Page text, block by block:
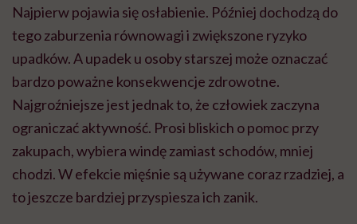
Najpierw pojawia się osłabienie. Później dochodzą do
tego zaburzenia równowagi i zwiększone ryzyko
upadków. A upadek u osoby starszej może oznaczać
bardzo poważne konsekwencje zdrowotne.
Najgroźniejsze jest jednak to, że człowiek zaczyna
ograniczać aktywność. Prosi bliskich o pomoc przy
zakupach, wybiera windę zamiast schodów, mniej
chodzi. W efekcie mięśnie są używane coraz rzadziej, a
to jeszcze bardziej przyspiesza ich zanik.